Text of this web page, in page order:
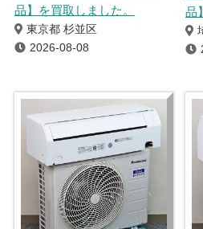
品】を買取しました。
東京都 杉並区
2026-08-08
品